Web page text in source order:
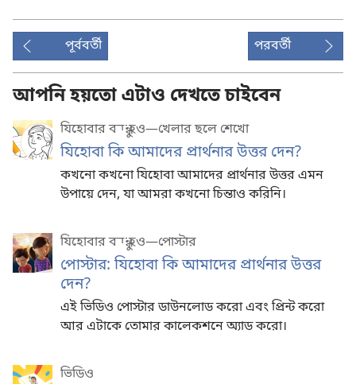
অপশন
পূর্ববর্তী পরবর্তী
আপনি হয়তো এটাও দেখতে চাইবেন
যিহোবার বন্ধু হও—খেলার ছলে শেখো
যিহোবা কি আমাদের প্রার্থনার উত্তর দেন?
কখনো কখনো যিহোবা আমাদের প্রার্থনার উত্তর এমন
উপায়ে দেন, যা আমরা কখনো চিন্তাও করিনি।
যিহোবার বন্ধু হও—পোস্টার
পোস্টার: যিহোবা কি আমাদের প্রার্থনার উত্তর
দেন?
এই ভিডিও পোস্টার ডাউনলোড করো এবং প্রিন্ট করো
আর এটাকে তোমার কালেকশনে অ্যাড করো।
ভিডিও